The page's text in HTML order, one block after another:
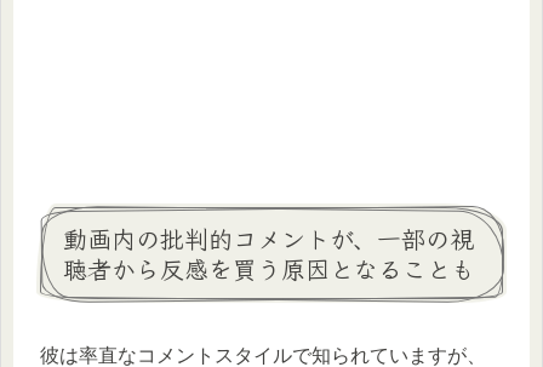
動画内の批判的コメントが、一部の視
聴者から反感を買う原因となることも
彼は率直なコメントスタイルで知られていますが、